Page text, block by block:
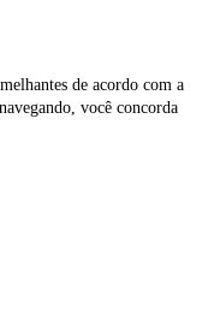
de acordo com a
você concorda